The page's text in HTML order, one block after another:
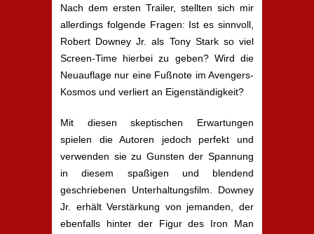
Nach dem ersten Trailer, stellten sich mir
allerdings folgende Fragen: Ist es sinnvoll,
Robert Downey Jr. als Tony Stark so viel
Screen-Time hierbei zu geben? Wird die
Neuauflage nur eine Fußnote im Avengers-
Kosmos und verliert an Eigenständigkeit?
Mit diesen skeptischen Erwartungen
spielen die Autoren jedoch perfekt und
verwenden sie zu Gunsten der Spannung
in diesem spaßigen und blendend
geschriebenen Unterhaltungsfilm. Downey
Jr. erhält Verstärkung von jemanden, der
ebenfalls hinter der Figur des Iron Man